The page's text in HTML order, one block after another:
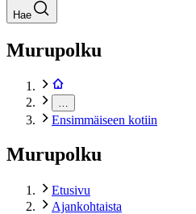
Hae
Murupolku
Ensimmäiseen kotiin
Murupolku
Etusivu
Ajankohtaista